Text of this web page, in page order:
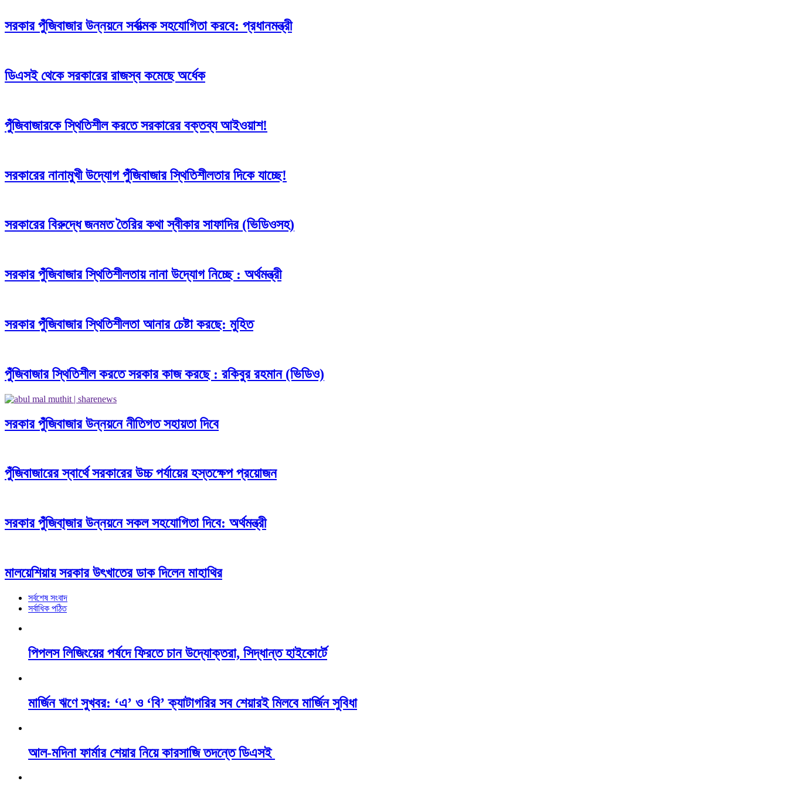
সরকার পুঁজিবাজার উন্নয়নে সর্বাত্মক সহযোগিতা করবে: প্রধানমন্ত্রী
ডিএসই থেকে সরকারের রাজস্ব কমেছে অর্ধেক
পুঁজিবাজারকে স্থিতিশীল করতে সরকারের বক্তব্য আইওয়াশ!
সরকারের নানামুখী উদ্যোগ পুঁজিবাজার স্থিতিশীলতার দিকে যাচ্ছে!
সরকারের বিরুদ্ধে জনমত তৈরির কথা স্বীকার সাফাদির (ভিডিওসহ)
সরকার পুঁজিবাজার স্থিতিশীলতায় নানা উদ্যোগ নিচ্ছে : অর্থমন্ত্রী
সরকার পুঁজিবাজার স্থিতিশীলতা আনার চেষ্টা করছে: মুহিত
পুঁজিবাজার স্থিতিশীল করতে সরকার কাজ করছে : রকিবুর রহমান (ভিডিও)
সরকার পুঁজিবাজার উন্নয়নে নীতিগত সহায়তা দিবে
পুঁজিবাজারের স্বার্থে সরকারের উচ্চ পর্যায়ের হস্তক্ষেপ প্রয়োজন
সরকার পুঁজিবা্জার উন্নয়নে সকল সহযোগিতা দিবে: অর্থমন্ত্রী
মালয়েশিয়ায় সরকার উৎখাতের ডাক দিলেন মাহাথির
সর্বশেষ সংবাদ
সর্বাধিক পঠিত
পিপলস লিজিংয়ের পর্ষদে ফিরতে চান উদ্যোক্তরা, সিদ্ধান্ত হাইকোর্টে
মার্জিন ঋণে সুখবর: ‘এ’ ও ‘বি’ ক্যাটাগরির সব শেয়ারই মিলবে মার্জিন সুবিধা
আল-মদিনা ফার্মার শেয়ার নিয়ে কারসাজি তদন্তে ডিএসই